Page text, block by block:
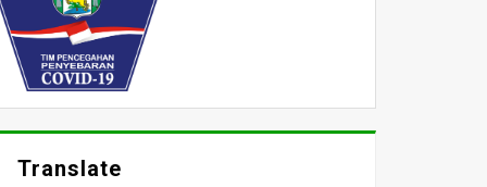
Translate